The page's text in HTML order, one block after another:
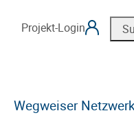
Projekt-Login
Wegweiser